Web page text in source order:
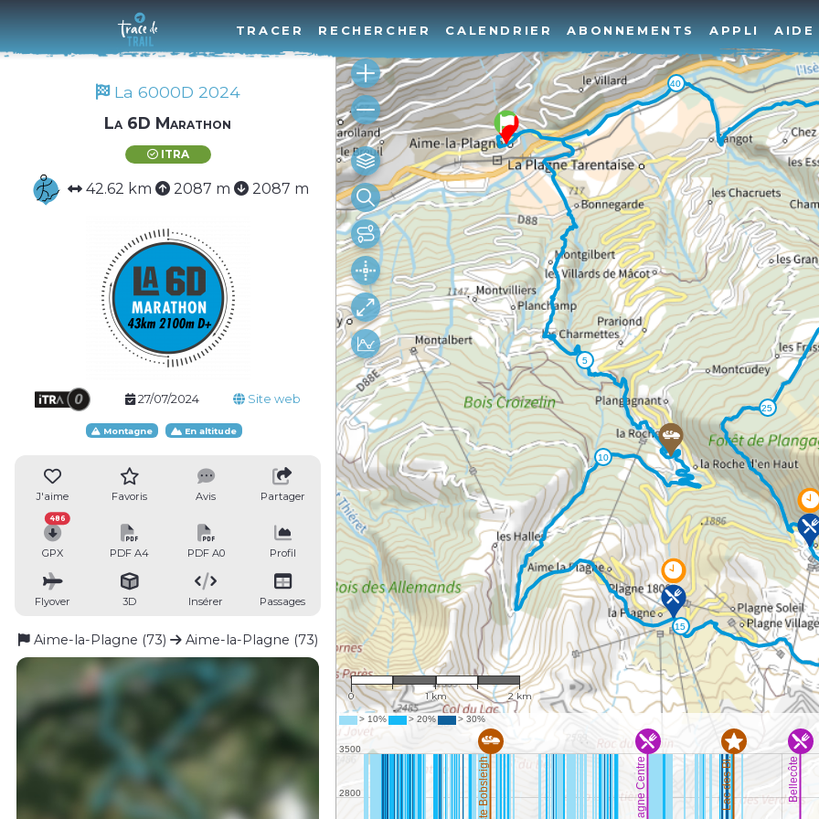
TRACER RECHERCHER CALENDRIER ABONNEMENTS APPLI AIDE
La 6000D 2024
La 6D Marathon
ITRA
42.62 km 2087 m 2087 m
27/07/2024 Site web
Montagne En altitude
J'aime Favoris Avis Partager
GPX
486
PDF A4 PDF A0 Profil
Flyover 3D Insérer Passages
Aime-la-Plagne (73) Aime-la-Plagne (73)
1 : 38,561
0 1 km 2 km